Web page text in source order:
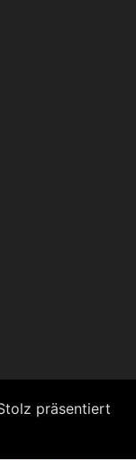
präsentiert